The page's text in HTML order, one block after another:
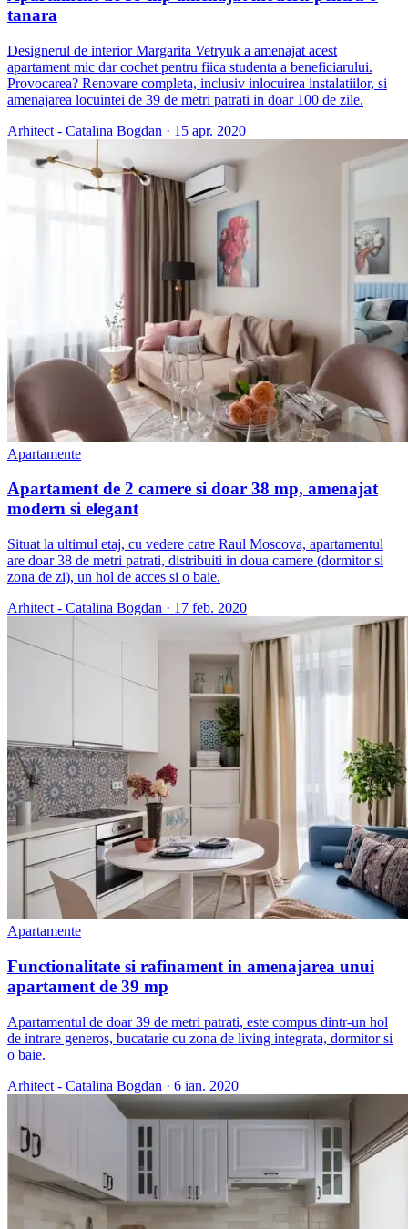
tanara
Designerul de interior Margarita Vetryuk a amenajat acest
apartament mic dar cochet pentru fiica studenta a beneficiarului.
Provocarea? Renovare completa, inclusiv inlocuirea instalatiilor, si
amenajarea locuintei de 39 de metri patrati in doar 100 de zile.
Arhitect - Catalina Bogdan · 15 apr. 2020
Apartamente
Apartament de 2 camere si doar 38 mp, amenajat
modern si elegant
Situat la ultimul etaj, cu vedere catre Raul Moscova, apartamentul
are doar 38 de metri patrati, distribuiti in doua camere (dormitor si
zona de zi), un hol de acces si o baie.
Arhitect - Catalina Bogdan · 17 feb. 2020
Apartamente
Functionalitate si rafinament in amenajarea unui
apartament de 39 mp
Apartamentul de doar 39 de metri patrati, este compus dintr-un hol
de intrare generos, bucatarie cu zona de living integrata, dormitor si
o baie.
Arhitect - Catalina Bogdan · 6 ian. 2020